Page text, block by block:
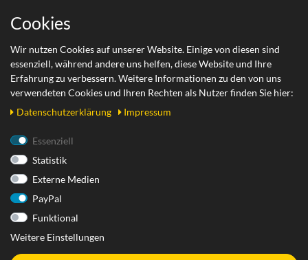
Wichtige Links
Versand
Retoure
Rechtliches
AGB
Widerrufsformular
Cookies
Wir nutzen Cookies auf unserer Website. Einige von diesen sind
essenziell, während andere uns helfen, diese Website und Ihre
Erfahrung zu verbessern. Weitere Informationen zu den von uns
verwendeten Cookies und Ihren Rechten als Nutzer finden Sie hier:
Daten­schutz­erklärung
Impressum
Essenziell
Statistik
Externe Medien
PayPal
Funktional
Weitere Einstellungen